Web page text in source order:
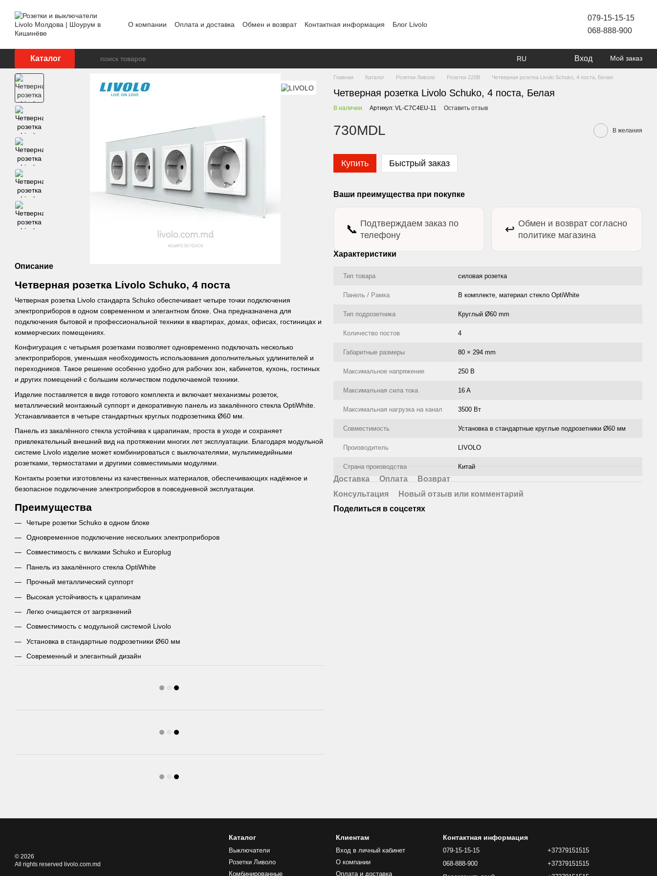
О компании Оплата и доставка Обмен и возврат Контактная информация
Блог Livolo
079-15-15-15
068-888-900
Каталог RU Вход Мой заказ
Описание
Четверная розетка Livolo Schuko, 4 поста
Четверная розетка Livolo стандарта Schuko обеспечивает четыре точки подключения
электроприборов в одном современном и элегантном блоке. Она предназначена для
подключения бытовой и профессиональной техники в квартирах, домах, офисах, гостиницах и
коммерческих помещениях.
Конфигурация с четырьмя розетками позволяет одновременно подключать несколько
электроприборов, уменьшая необходимость использования дополнительных удлинителей и
переходников. Такое решение особенно удобно для рабочих зон, кабинетов, кухонь, гостиных
и других помещений с большим количеством подключаемой техники.
Изделие поставляется в виде готового комплекта и включает механизмы розеток,
металлический монтажный суппорт и декоративную панель из закалённого стекла OptiWhite.
Устанавливается в четыре стандартных круглых подрозетника Ø60 мм.
Панель из закалённого стекла устойчива к царапинам, проста в уходе и сохраняет
привлекательный внешний вид на протяжении многих лет эксплуатации. Благодаря модульной
системе Livolo изделие может комбинироваться с выключателями, мультимедийными
розетками, термостатами и другими совместимыми модулями.
Контакты розетки изготовлены из качественных материалов, обеспечивающих надёжное и
безопасное подключение электроприборов в повседневной эксплуатации.
Преимущества
Четыре розетки Schuko в одном блоке
Одновременное подключение нескольких электроприборов
Совместимость с вилками Schuko и Europlug
Панель из закалённого стекла OptiWhite
Прочный металлический суппорт
Высокая устойчивость к царапинам
Легко очищается от загрязнений
Совместимость с модульной системой Livolo
Установка в стандартные подрозетники Ø60 мм
Современный и элегантный дизайн
Главная Каталог Розетки Ливоло Розетки 220В Четверная розетка Livolo Schuko, 4 поста, Белая
Четверная розетка Livolo Schuko, 4 поста, Белая
В наличии Артикул: VL-C7C4EU-11 Оставить отзыв
730MDL В желания
Купить Быстрый заказ
Ваши преимущества при покупке
📞 Подтверждаем заказ по
телефону
↩️ Обмен и возврат согласно
политике магазина
Характеристики
Тип товара силовая розетка
Панель / Рамка В комплекте, материал стекло OptiWhite
Тип подрозетника Круглый Ø60 mm
Количество постов 4
Габаритные размеры 80 × 294 mm
Максимальное напряжение 250 В
Максимальная сила тока 16 A
Максимальная нагрузка на канал 3500 Вт
Совместимость Установка в стандартные круглые подрозетники Ø60 мм
Производитель LIVOLO
Страна производства Китай
Доставка Оплата
Возврат
Консультация
Новый отзыв или комментарий
Поделиться в соцсетях
© 2026
All rights reserved livolo.com.md
Каталог
Выключатели
Розетки Ливоло
Комбинированные
Клиентам
Вход в личный кабинет
О компании
Оплата и доставка
Контактная информация
079-15-15-15
068-888-900
+37379151515
+37379151515